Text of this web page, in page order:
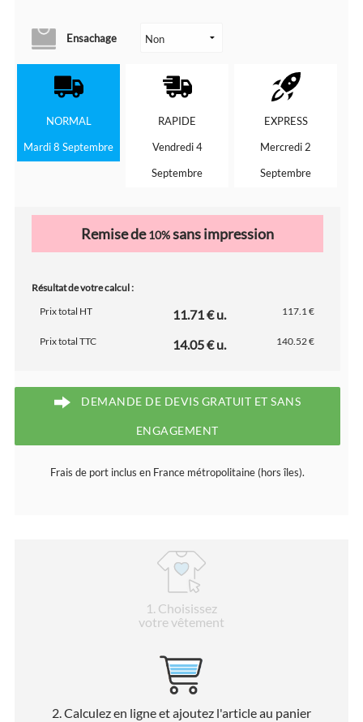
Ensachage
NORMAL
Mardi 8 Septembre
RAPIDE
Vendredi 4
Septembre
EXPRESS
Mercredi 2
Septembre
Remise de10%sans impression
Résultat de votre calcul :
Prix total HT
11.71 € u. 117.1 €
Prix total TTC 14.05 € u. 140.52 €
DEMANDE DE DEVIS GRATUIT ET SANS
ENGAGEMENT
Frais de port inclus en France métropolitaine (hors îles).
1 . Choisissez
votre vêtement
2. Calculez en ligne et ajoutez l'article au panier